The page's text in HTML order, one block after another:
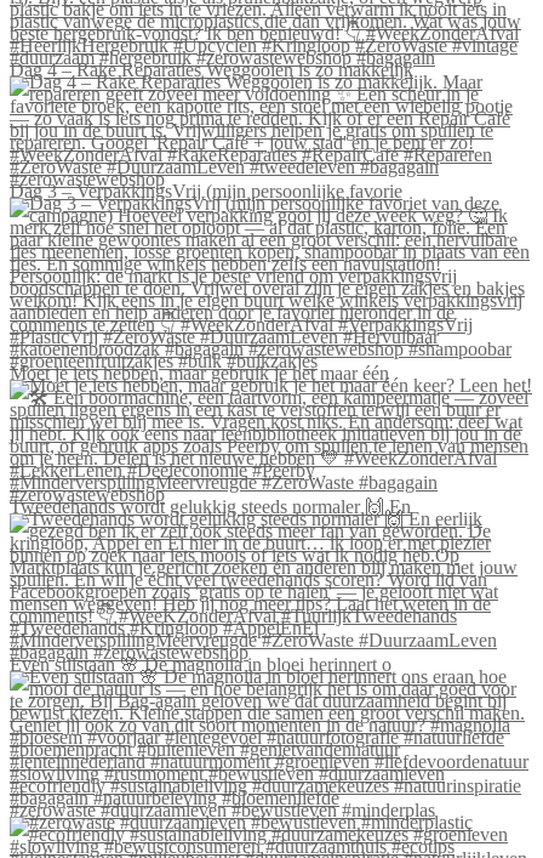
Dag 4 – Rake Reparaties Weggooien is zo makkelijk
Dag 3 – VerpakkingsVrij (mijn persoonlijke favorie
Moet je iets hebben, maar gebruik je het maar één
Tweedehands wordt gelukkig steeds normaler 🙌 En
Even stilstaan 🌸 De magnolia in bloei herinnert o
#zerowaste #duurzaamleven #bewustleven #minderplas